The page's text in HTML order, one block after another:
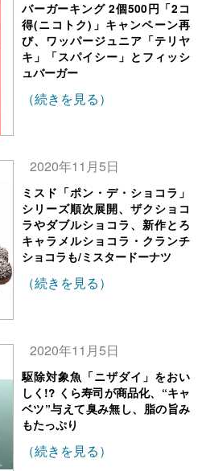
バーガーキング 2個500円「2コ
得(ニコトク)」キャンペーン再
び、ワッパージュニア「テリヤ
キ」「スパイシー」とフィッシ
ュバーガー
（続きを見る）
2020年11月5日
ミスド「ポン・デ・ショコラ」
シリーズ順次展開、ザクショコ
ラやダブルショコラ、新作とろ
キャラメルショコラ・クランチ
ショコラも/ミスタードーナツ
（続きを見る）
2020年11月5日
駆除対象魚「ニザダイ」をおい
しく!? くら寿司が商品化、“キャ
ベツ”与えて臭み無し、脂の旨み
もたっぷり
（続きを見る）